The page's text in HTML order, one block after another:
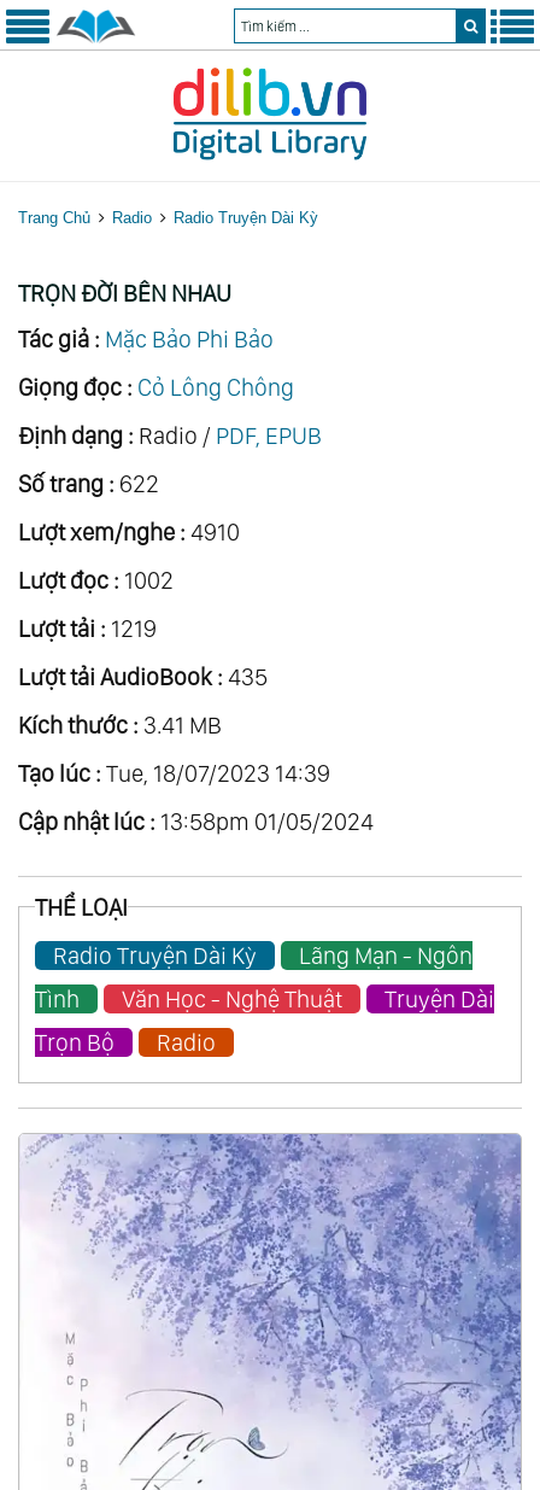
Trang Chủ Radio Radio Truyện Dài Kỳ
TRỌN ĐỜI BÊN NHAU
Tác giả : Mặc Bảo Phi Bảo
Giọng đọc : Cỏ Lông Chông
Định dạng : Radio / PDF, EPUB
Số trang : 622
Lượt xem/nghe : 4910
Lượt đọc : 1002
Lượt tải : 1219
Lượt tải AudioBook : 435
Kích thước : 3.41 MB
Tạo lúc : Tue, 18/07/2023 14:39
Cập nhật lúc : 13:58pm 01/05/2024
THỂ LOẠI
Radio Truyện Dài Kỳ
Lãng Mạn - Ngôn
Tình
Văn Học - Nghệ Thuật
Truyện Dài
Trọn Bộ
Radio